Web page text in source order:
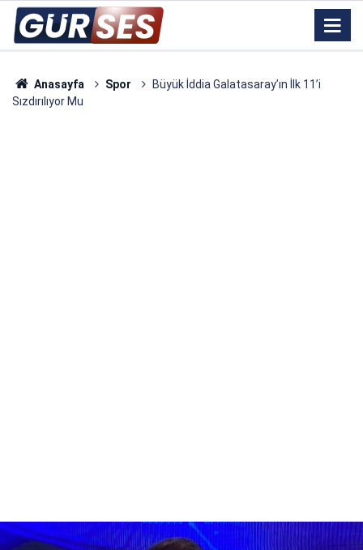
Anasayfa Spor
Büyük İddia Galatasaray’ın İlk 11’i
Sızdırılıyor Mu